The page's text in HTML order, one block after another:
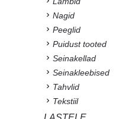
Nagid
Peeglid
Puidust tooted
Seinakellad
Seinakleebised
Tahvlid
Tekstiil